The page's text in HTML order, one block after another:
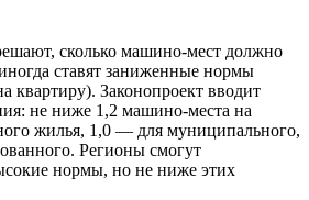
сколько машино-мест должно
ставят заниженные нормы
квартиру). Законопроект вводит
не ниже 1,2 машино-места на
жилья, 1,0 — для муниципального,
Регионы смогут
нормы, но не ниже этих